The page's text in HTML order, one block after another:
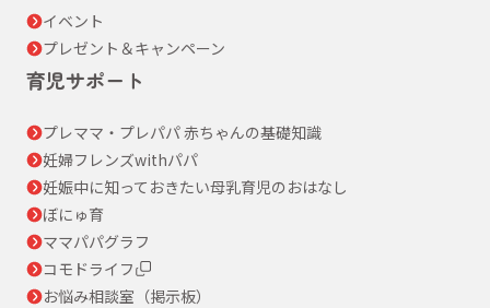
イベント
プレゼント＆キャンペーン
育児サポート
プレママ・プレパパ 赤ちゃんの基礎知識
妊婦フレンズwithパパ
妊娠中に知っておきたい母乳育児のおはなし
ぼにゅ育
ママパパグラフ
コモドライフ
お悩み相談室（掲示板）